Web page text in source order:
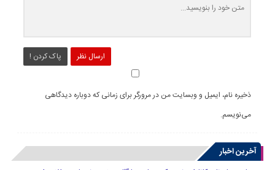
ارسال نظر پاک کردن !
ذخیره نام، ایمیل و وبسایت من در مرورگر برای زمانی که دوباره دیدگاهی
می‌نویسم.
آخرین اخبار